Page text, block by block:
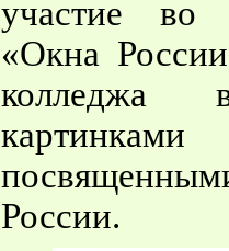
участие во
«Окна
колледжа
России.